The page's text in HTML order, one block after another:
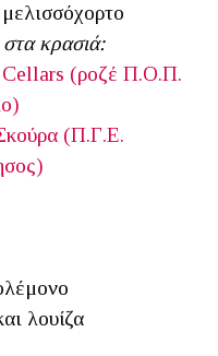
κρασιά:
Cellars (ροζέ Π.Ο.Π.
(Π.Γ.Ε.
λουίζα